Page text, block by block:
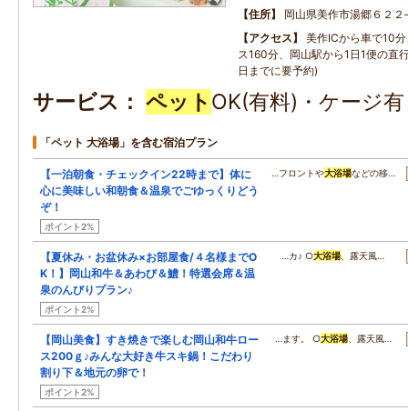
住所
岡山県美作市湯郷６２
アクセス
美作ICから車で10
ス160分、岡山駅から1日1便の直
日までに要予約)
サービス ペット OK(有料)・ケージ
「ペット 大浴場」を含む宿泊プラン
【一泊朝食・チェックイン22時まで】体に
心に美味しい和朝食＆温泉でごゆっくりどう
ぞ！
ポイント2%
…フロントや大浴場などの移…
【夏休み・お盆休み×お部屋食/４名様までO
K！】岡山和牛＆あわび＆鱧！特選会席＆温
泉のんびりプラン♪
ポイント2%
…カ♪ ○大浴場 、露天風…
【岡山美食】すき焼きで楽しむ岡山和牛ロー
ス200ｇ♪みんな大好き牛スキ鍋！こだわり
割り下＆地元の卵で！
ポイント2%
…ます。 ○大浴場 、露天風…